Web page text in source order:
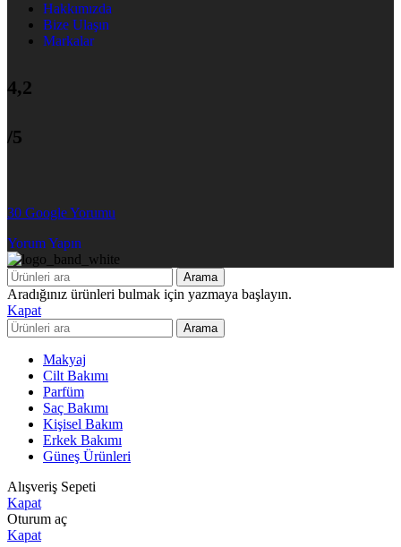
Hakkımızda
Bize Ulaşın
Markalar
4,2
/5
30 Google Yorumu
Yorum Yapın
Arama
Aradığınız ürünleri bulmak için yazmaya başlayın.
Kapat
Arama
Makyaj
Cilt Bakımı
Parfüm
Saç Bakımı
Kişisel Bakım
Erkek Bakımı
Güneş Ürünleri
Alışveriş Sepeti
Kapat
Oturum aç
Kapat